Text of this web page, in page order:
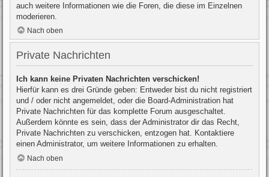
auch weitere Informationen wie die Foren, die diese im Einzelnen
moderieren.
Nach oben
Private Nachrichten
Ich kann keine Privaten Nachrichten verschicken!
Hierfür kann es drei Gründe geben: Entweder bist du nicht registriert
und / oder nicht angemeldet, oder die Board-Administration hat
Private Nachrichten für das komplette Forum ausgeschaltet.
Außerdem könnte es sein, dass der Administrator dir das Recht,
Private Nachrichten zu verschicken, entzogen hat. Kontaktiere
einen Administrator, um weitere Informationen zu erhalten.
Nach oben